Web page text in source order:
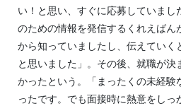
い！と思い、すぐに応募していまし
のための情報を発信するくれえばん
から知っていましたし、伝えていく
と思いました」。その後、就職が決
かったという。「まったくの未経験
ったです。でも面接時に熱意をしっ